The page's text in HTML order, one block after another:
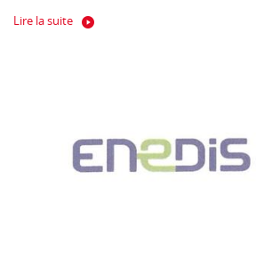
Lire la suite